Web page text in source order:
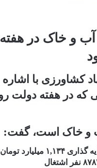
آب و خاک در
کشاورزی با اشاره
که در هفته دولت
این پروژه‌ها با سرمایه گذاری ۱,۱۳۴